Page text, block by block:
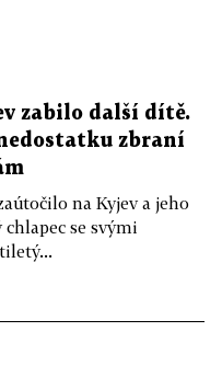
zabilo další dítě.
zbraní
na Kyjev a jeho
se svými